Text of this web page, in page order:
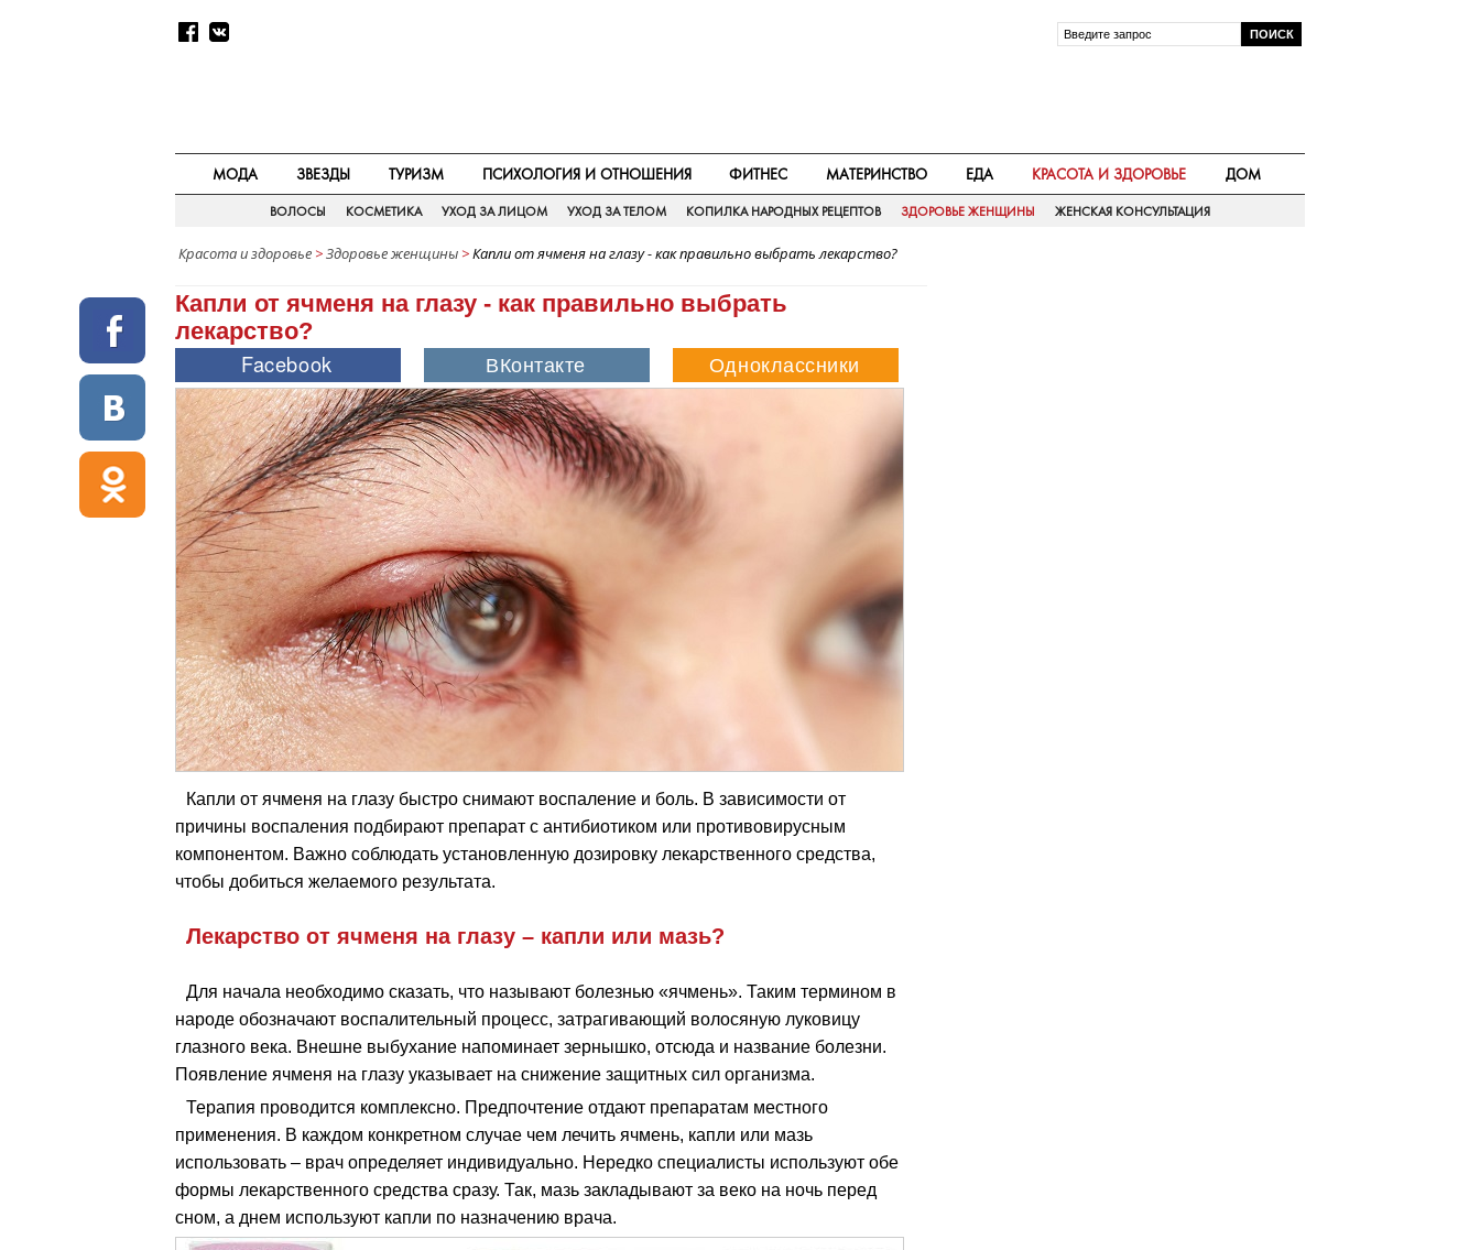
МОДА ЗВЕЗДЫ ТУРИЗМ ПСИХОЛОГИЯ И ОТНОШЕНИЯ ФИТНЕС МАТЕРИНСТВО ЕДА КРАСОТА И ЗДОРОВЬЕ ДОМ
ВОЛОСЫ КОСМЕТИКА УХОД ЗА ЛИЦОМ УХОД ЗА ТЕЛОМ КОПИЛКА НАРОДНЫХ РЕЦЕПТОВ ЗДОРОВЬЕ ЖЕНЩИНЫ ЖЕНСКАЯ КОНСУЛЬТАЦИЯ
Красота и здоровье >Здоровье женщины >Капли от ячменя на глазу - как правильно выбрать лекарство?
Капли от ячменя на глазу - как правильно выбрать
лекарство?
Капли от ячменя на глазу быстро снимают воспаление и боль. В зависимости от
причины воспаления подбирают препарат с антибиотиком или противовирусным
компонентом. Важно соблюдать установленную дозировку лекарственного средства,
чтобы добиться желаемого результата.
Лекарство от ячменя на глазу – капли или мазь?
Для начала необходимо сказать, что называют болезнью «ячмень». Таким термином в
народе обозначают воспалительный процесс, затрагивающий волосяную луковицу
глазного века. Внешне выбухание напоминает зернышко, отсюда и название болезни.
Появление ячменя на глазу указывает на снижение защитных сил организма.
Терапия проводится комплексно. Предпочтение отдают препаратам местного
применения. В каждом конкретном случае чем лечить ячмень, капли или мазь
использовать – врач определяет индивидуально. Нередко специалисты используют обе
формы лекарственного средства сразу. Так, мазь закладывают за веко на ночь перед
сном, а днем используют капли по назначению врача.